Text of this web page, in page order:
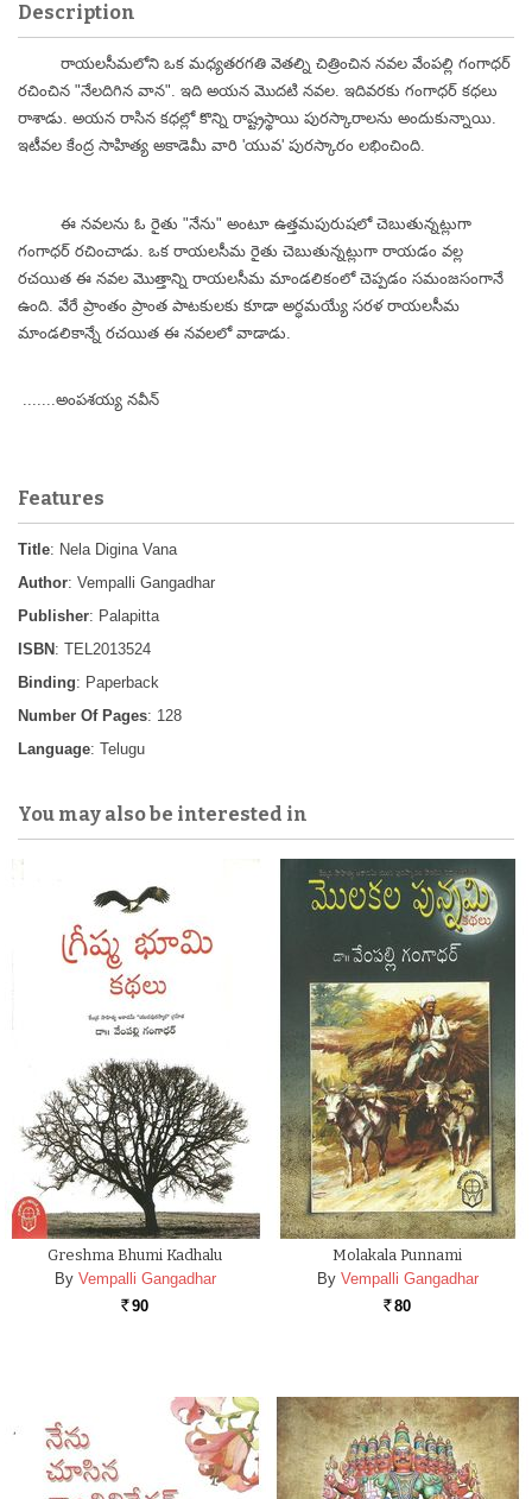
Description
రాయలసీమలోని ఒక మధ్యతరగతి వెతల్ని చిత్రించిన నవల వేంపల్లి గంగాధర్
రచించిన "నేలదిగిన వాన". ఇది అయన మొదటి నవల. ఇదివరకు గంగాధర్ కధలు
రాశాడు. అయన రాసిన కధల్లో కొన్ని రాష్ట్రస్థాయి పురస్కారాలను అందుకున్నాయి.
ఇటీవల కేంద్ర సాహిత్య అకాడెమీ వారి 'యువ' పురస్కారం లభించింది.
ఈ నవలను ఓ రైతు "నేను" అంటూ ఉత్తమపురుషలో చెబుతున్నట్లుగా
గంగాధర్ రచించాడు. ఒక రాయలసీమ రైతు చెబుతున్నట్లుగా రాయడం వల్ల
రచయిత ఈ నవల మొత్తాన్ని రాయలసీమ మాండలికంలో చెప్పడం సమంజసంగానే
ఉంది. వేరే ప్రాంతం ప్రాంత పాటకులకు కూడా అర్ధమయ్యే సరళ రాయలసీమ
మాండలికాన్నే రచయిత ఈ నవలలో వాడాడు.
.......అంపశయ్య నవీన్
Features
Title: Nela Digina Vana
Author: Vempalli Gangadhar
Publisher: Palapitta
ISBN : TEL2013524
Binding: Paperback
Number Of Pages: 128
Language: Telugu
You may also be interested in
Greshma Bhumi Kadhalu
By Vempalli Gangadhar
Rs. 90
Molakala Punnami
By Vempalli Gangadhar
Rs. 80